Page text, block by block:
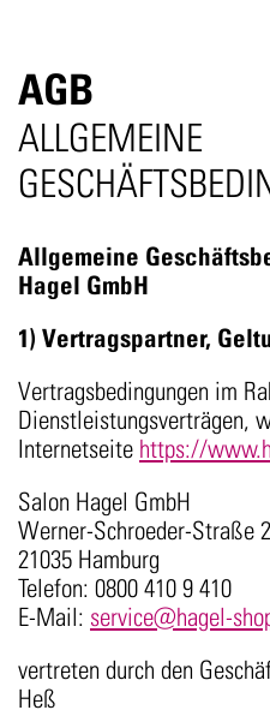
AGB
ALLGEMEINE
Allgemeine
Hagel GmbH
1) Vertragspartner,
Vertragsbedingungen im
Dienstleistungsverträgen,
Internetseite https://
Salon Hagel GmbH
Werner-Schroeder-Straße 2
21035 Hamburg
Telefon: 0800 410 9 410
E-Mail: service@hagel-
vertreten durch den
Heß